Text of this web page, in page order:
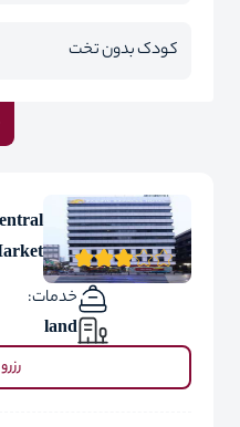
کودک بدون تخت
خدمات:
land